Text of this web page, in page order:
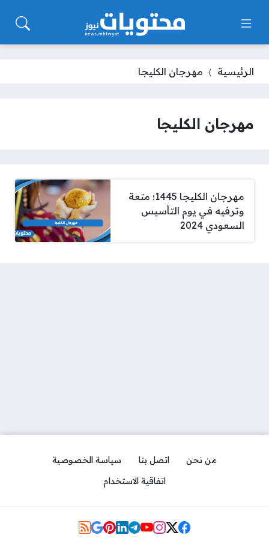
الرئيسية مهرجان الكليجا
مهرجان الكليجا
مهرجان الكليجا 1445؛ متعة
وترفيه في يوم التأسيس
السعودي 2024
من نحن اتصل بنا
سياسة الخصوصية
اتفاقية الاستخدام
Social Links